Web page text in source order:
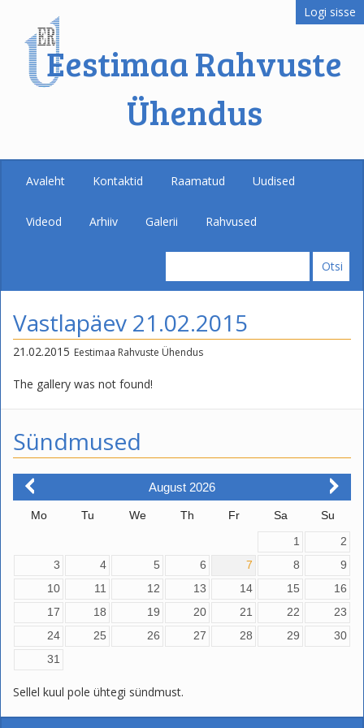
Logi sisse
Eestimaa Rahvuste
Ühendus
Avaleht Kontaktid Raamatud Uudised
Videod Arhiiv Galerii Rahvused
Vastlapäev 21.02.2015
21.02.2015 Eestimaa Rahvuste Ühendus
The gallery was not found!
Sündmused
August 2026
Mo Tu We Th Fr Sa Su
1
2
3
4 5 6 7 8
9
10
11 12 13 14 15
16
17
18 19 20 21 22
23
24
25 26 27 28 29
30
31
Sellel kuul pole ühtegi sündmust.